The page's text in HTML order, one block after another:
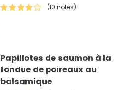
(10 notes)
Papillotes de saumon à la
fondue de poireaux au
balsamique